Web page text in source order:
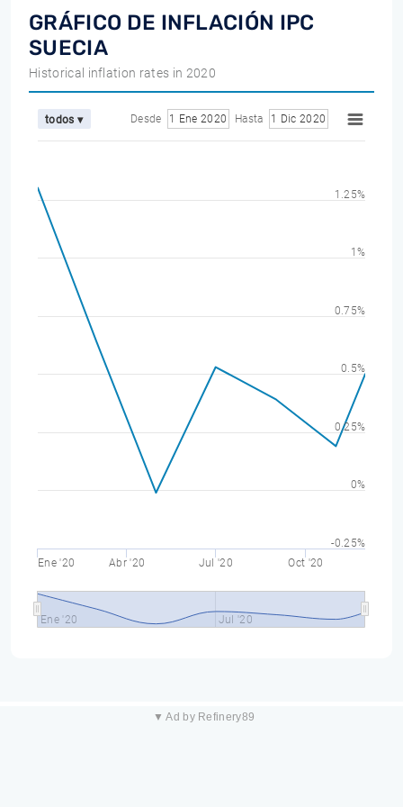
GRÁFICO DE INFLACIÓN IPC
SUECIA
Historical inflation rates in 2020
todos ▾ Desde 1 Ene 2020 Hasta 1 Dic 2020
Ene '20 Abr '20 Jul '20 Oct '20
Ene '20 Jul '20
0%
1%
-0.25%
0.25%
0.5%
0.75%
1.25%
▼ Ad by Refinery89